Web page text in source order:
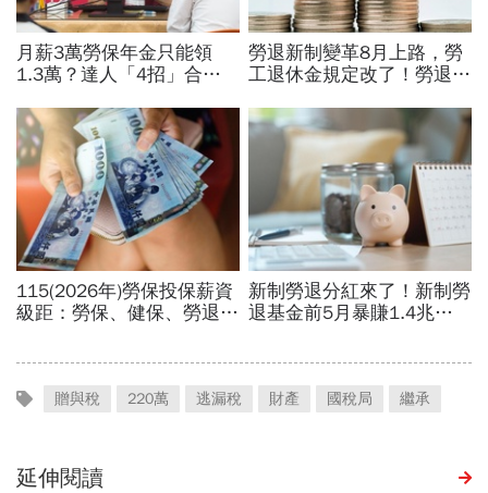
贈與稅 220萬 逃漏稅 財產 國稅局 繼承
延伸閱讀